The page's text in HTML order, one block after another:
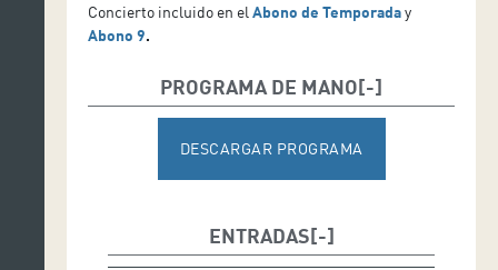
Concierto incluido en el Abono de Temporaday
Abono 9.
PROGRAMA DE MANO
DESCARGAR PROGRAMA
ENTRADAS